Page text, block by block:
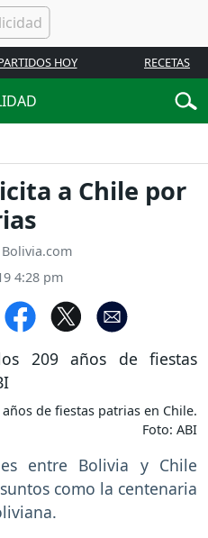
HOY RECETAS
a Chile por
4:28 pm
de fiestas patrias en Chile.
Foto: ABI
entre Bolivia y Chile
como la centenaria